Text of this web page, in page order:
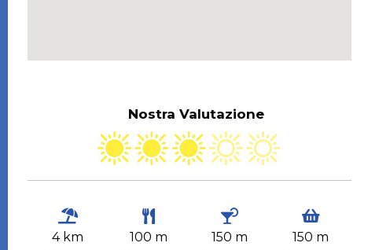
Nostra Valutazione
4 km 100 m 150 m 150 m